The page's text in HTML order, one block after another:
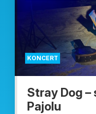
KONCERT
Stray Dog
Pajolu